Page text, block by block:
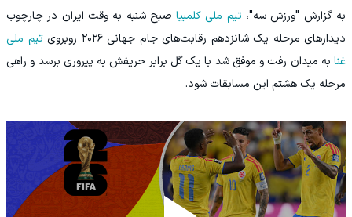
به گزارش "ورزش سه"،تیم ملی کلمبیاصبح شنبه به وقت ایران در چارچوب
دیدارهای مرحله یک شانزدهم رقابت‌های جام جهانی ۲۰۲۶ روبروی
تیم ملی
غنا به میدان رفت و موفق شد با یک گل برابر حریفش به پیروری برسد و راهی
مرحله یک هشتم این مسابقات شود.